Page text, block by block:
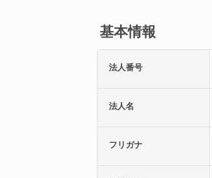
基本情報
法人番号
法人名
フリガナ